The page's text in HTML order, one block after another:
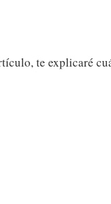
te explicaré